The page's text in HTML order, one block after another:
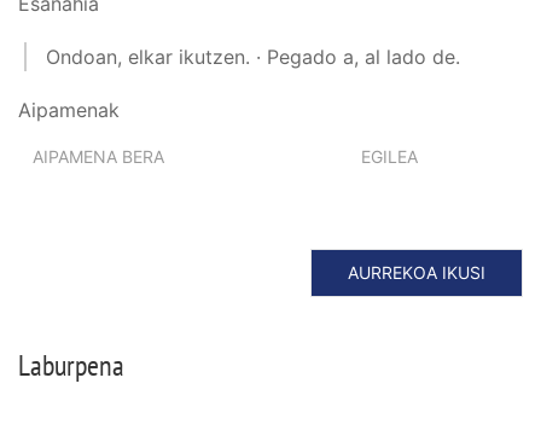
Ondoan, elkar ikutzen. · Pegado a, al lado de.
Aipamenak
AIPAMENA BERA EGILEA
AURREKOA IKUSI
Laburpena